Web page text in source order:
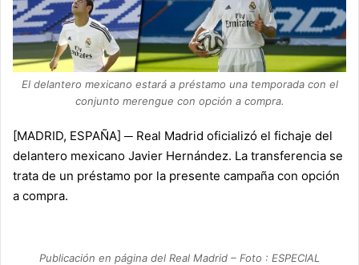
w
o
n
X
El delantero mexicano estará a préstamo una temporada con el
conjunto merengue con opción a compra.
[MADRID, ESPAÑA] ─ Real Madrid oficializó el fichaje del
delantero mexicano Javier Hernández. La transferencia se
trata de un préstamo por la presente campaña con opción
a compra.
Publicación en página del Real Madrid – Foto : ESPECIAL